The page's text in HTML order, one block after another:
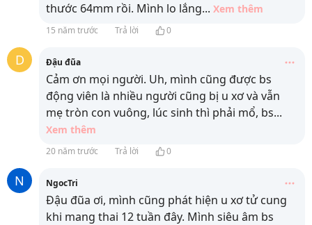
thước 64mm rồi. Mình lo lắng... Xem thêm
15 năm trước Trả lời 0
D Đậu đũa
Cảm ơn mọi người. Uh, mình cũng được bs
động viên là nhiều người cũng bị u xơ và vẫn
mẹ tròn con vuông, lúc sinh thì phải mổ, bs...
Xem thêm
20 năm trước Trả lời 0
N NgocTri
Đậu đũa ơi, mình cũng phát hiện u xơ tử cung
khi mang thai 12 tuần đây. Mình siêu âm bs